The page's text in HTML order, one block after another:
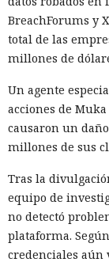
entregas de chips
chinos,
y móvil.
tiempo que ha
restricciones a la
empresas
extranjeros. En
cada vez más en
no simplemente
mercado.
BreachForums y
total de las
millones de
Un agente
acciones de
causaron un
millones de sus
Tras la
equipo de
no detectó
plataforma.
credenciales aún